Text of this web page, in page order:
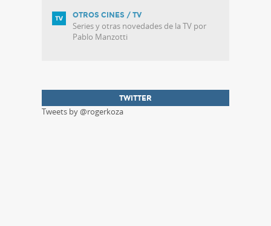
OTROS CINES / TV
Series y otras novedades de la TV por
Pablo Manzotti
TWITTER
Tweets by @rogerkoza